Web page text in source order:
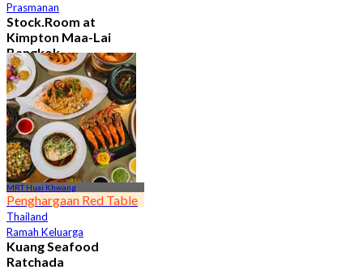
Prasmanan
Stock.Room at
Kimpton Maa-Lai
Bangkok
4.6
25.2K telah dipesan
Dari ฿ 442.5
MRT Huai Khwang
Penghargaan Red Table
Thailand
Ramah Keluarga
Kuang Seafood
Ratchada